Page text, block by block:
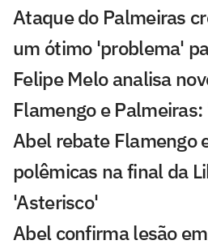
Ataque do Palmeiras
um ótimo 'problema'
Felipe Melo analisa
Flamengo e
Abel rebate Flamengo
polêmicas na final da
'Asterisco'
Abel confirma lesão